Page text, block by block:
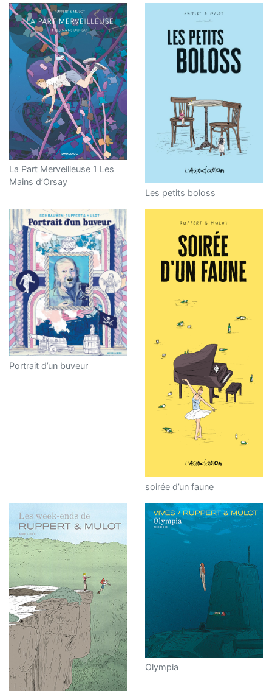
La Part Merveilleuse 1 Les
Mains d’Orsay
Les petits boloss
Portrait d’un buveur
soirée d’un faune
Olympia